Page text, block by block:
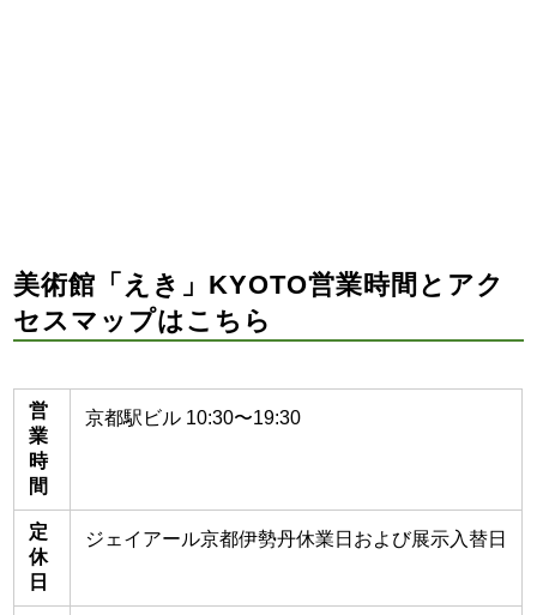
美術館「えき」KYOTO営業時間とアク
セスマップはこちら
営
業
時
間
京都駅ビル 10:30〜19:30
定
休
日
ジェイアール京都伊勢丹休業日および展示入替日